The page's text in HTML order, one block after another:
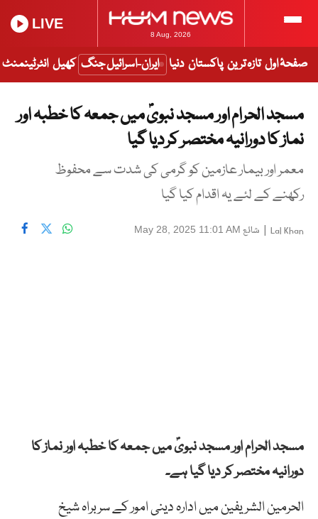
8 Aug, 2026
LIVE
صفحۂ اول تازہ ترین پاکستان دنیا ایران-اسرائیل جنگ کھیل انٹرٹینمنٹ
مسجد الحرام اور مسجد نبویؐ میں جمعہ کا خطبہ اور
نماز کا دورانیہ مختصر کر دیا گیا
معمر اور بیمار عازمین کو گرمی کی شدت سے محفوظ
رکھنے کے لئے یہ اقدام کیا گیا
Lal Khan
| شائع May 28, 2025 11:01 AM
مسجد الحرام اور مسجد نبویؐ میں جمعہ کا خطبہ اور نماز کا
دورانیہ مختصر کر دیا گیا ہے۔
الحرمین الشریفین میں ادارہ دینی امور کے سربراہ شیخ